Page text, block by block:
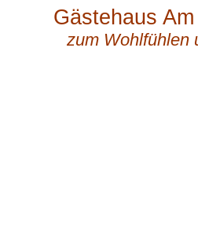
Gästehaus
zum Wohlfühlen